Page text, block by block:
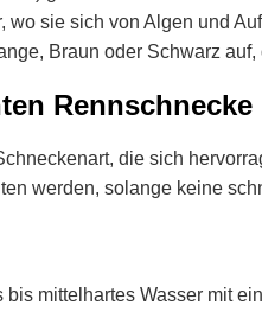
wo sie sich von Algen und
Braun oder Schwarz
Rennschnecke
die sich
werden, solange keine
mittelhartes Wasser mit